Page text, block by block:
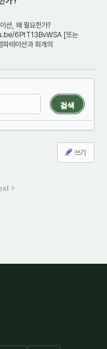
션, 왜 필요한가?
6PtT13BvWSA [또는
이션과 회개의
검색
쓰기